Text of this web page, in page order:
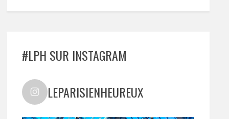
#LPH SUR INSTAGRAM
LEPARISIENHEUREUX